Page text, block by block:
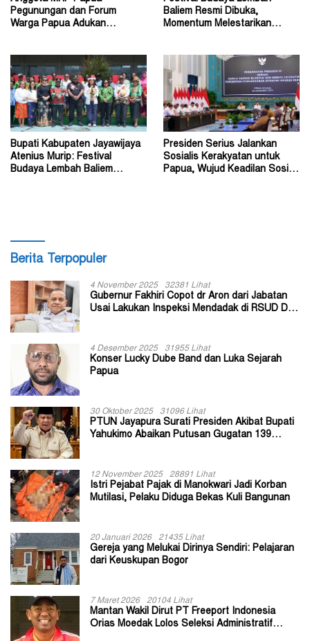
Pegunungan dan Forum
Warga Papua Adukan
Baliem Resmi Dibuka,
Momentum Melestarikan
Bupati Kabupaten Jayawijaya
Atenius Murip: Festival
Budaya Lembah Baliem
Presiden Serius Jalankan
Sosialis Kerakyatan untuk
Papua, Wujud Keadilan Sosial
Berita Terpopuler
4 November 2025 32381 Lihat
Gubernur Fakhiri Copot dr Aron dari Jabatan
Usai Lakukan Inspeksi Mendadak di RSUD Dok
4 Desember 2025 31955 Lihat
Konser Lucky Dube Band dan Luka Sejarah
Papua
30 Oktober 2025 31096 Lihat
PTUN Jayapura Surati Presiden Akibat Bupati
Yahukimo Abaikan Putusan Gugatan 139
12 November 2025 28891 Lihat
Istri Pejabat Pajak di Manokwari Jadi Korban
Mutilasi, Pelaku Diduga Bekas Kuli Bangunan
20 Januari 2026 21435 Lihat
Gereja yang Melukai Dirinya Sendiri: Pelajaran
dari Keuskupan Bogor
7 Maret 2026 20104 Lihat
Mantan Wakil Dirut PT Freeport Indonesia
Orias Moedak Lolos Seleksi Administratif